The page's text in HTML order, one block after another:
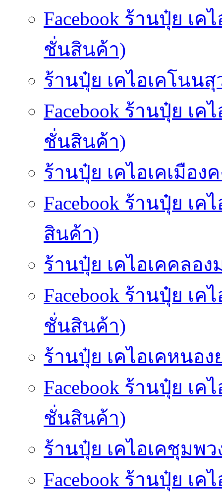
Facebook ร้านปุ๋ย เ
ชั่นสินค้า)
ร้านปุ๋ย เคไอเคโนน
Facebook ร้านปุ๋ย เ
ชั่นสินค้า)
ร้านปุ๋ย เคไอเคเมือง
Facebook ร้านปุ๋ย เ
สินค้า)
ร้านปุ๋ย เคไอเคคลอ
Facebook ร้านปุ๋ย เ
ชั่นสินค้า)
ร้านปุ๋ย เคไอเคหนอ
Facebook ร้านปุ๋ย เ
ชั่นสินค้า)
ร้านปุ๋ย เคไอเคชุมพ
Facebook ร้านปุ๋ย เ